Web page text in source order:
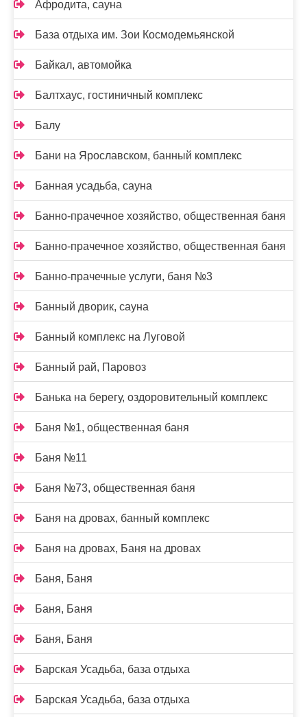
Афродита, сауна
База отдыха им. Зои Космодемьянской
Байкал, автомойка
Балтхаус, гостиничный комплекс
Балу
Бани на Ярославском, банный комплекс
Банная усадьба, сауна
Банно-прачечное хозяйство, общественная баня
Банно-прачечное хозяйство, общественная баня
Банно-прачечные услуги, баня №3
Банный дворик, сауна
Банный комплекс на Луговой
Банный рай, Паровоз
Банька на берегу, оздоровительный комплекс
Баня №1, общественная баня
Баня №11
Баня №73, общественная баня
Баня на дровах, банный комплекс
Баня на дровах, Баня на дровах
Баня, Баня
Баня, Баня
Баня, Баня
Барская Усадьба, база отдыха
Барская Усадьба, база отдыха